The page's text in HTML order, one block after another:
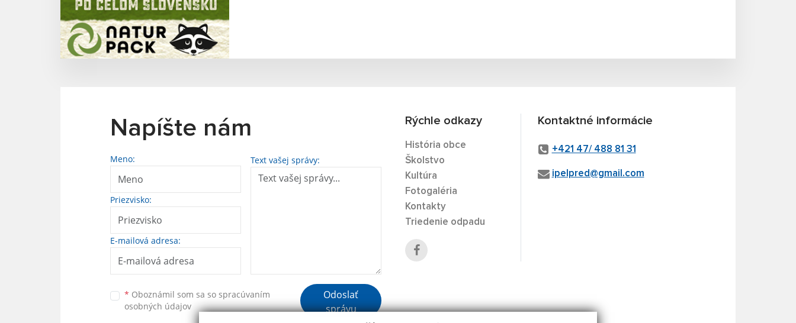
Napíšte nám
Meno:
Priezvisko:
E-mailová adresa:
Text vašej správy:
* Oboznámil som sa so spracúvaním
osobných údajov
Odoslať
správu
Rýchle odkazy
História obce
Školstvo
Kultúra
Fotogaléria
Kontakty
Triedenie odpadu
Kontaktné informácie
+421 47/ 488 81 31
ipelpred@gmail.com